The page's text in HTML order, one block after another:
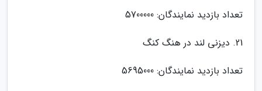
تعداد بازدید نمایندگان: 5700000
21. دیزنی لند در هنگ کنگ
تعداد بازدید نمایندگان: 5695000